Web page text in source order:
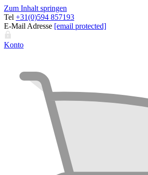
Zum Inhalt springen
Tel +31(0)594 857193
E-Mail Adresse [email protected]
Konto